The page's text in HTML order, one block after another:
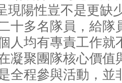
現陽性豈不是更缺
十多名隊員，給隊
人均有專責工作就
凝聚團隊核心價值
全程參與活動，並